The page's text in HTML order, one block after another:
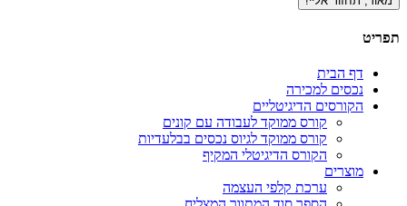
תפריט
דף הבית
נכסים למכירה
הקורסים הדיגיטליים
קורס ממוקד לעבודה עם קונים
קורס ממוקד לגיוס נכסים בבלעדיות
הקורס הדיגיטלי המקיף
מוצרים
ערכת קלפי העצמה